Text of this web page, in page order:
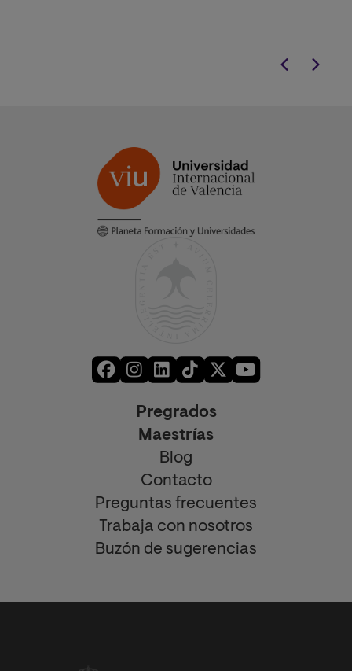
Pregrados
Maestrías
Blog
Contacto
Preguntas frecuentes
Trabaja con nosotros
Buzón de sugerencias